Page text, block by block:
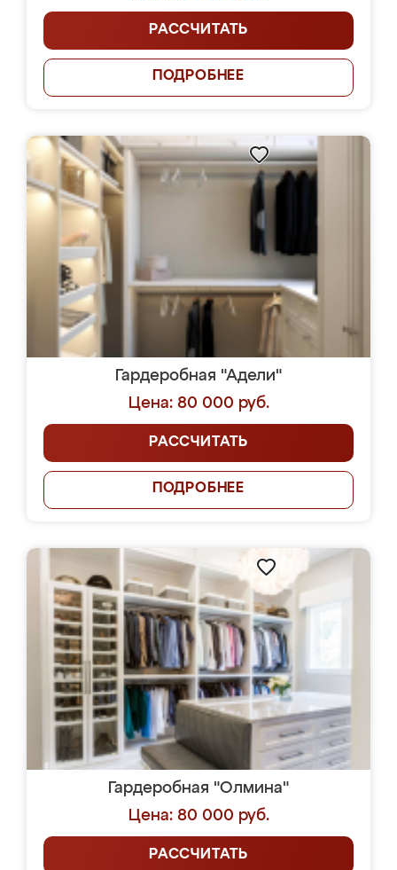
РАССЧИТАТЬ
ПОДРОБНЕЕ
Гардеробная "Адели"
Цена: 80 000 руб.
РАССЧИТАТЬ
ПОДРОБНЕЕ
Гардеробная "Олмина"
Цена: 80 000 руб.
РАССЧИТАТЬ